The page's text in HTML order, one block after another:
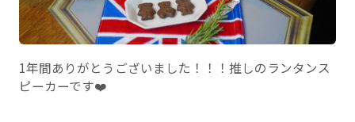
1年間ありがとうございました！！！推しのランタンス
ピーカーです❤️